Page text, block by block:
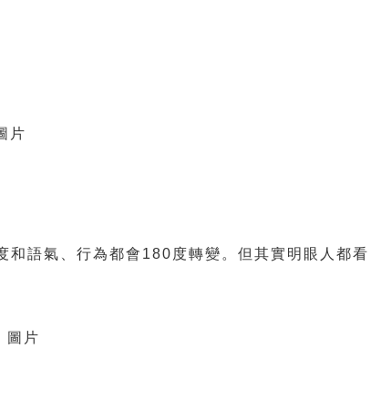
和語氣、行為都會180度轉變。但其實明眼人都看